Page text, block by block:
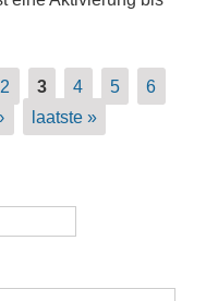
2 3 4 5
6
laatste »